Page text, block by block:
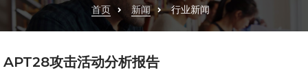
首页 新闻 行业新闻
APT28攻击活动分析报告